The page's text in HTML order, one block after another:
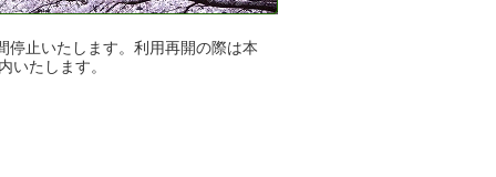
止いたします。利用再開の際は本
いたします。